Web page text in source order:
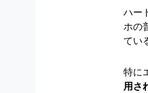
ハー
ホの
てい
特に
用さ